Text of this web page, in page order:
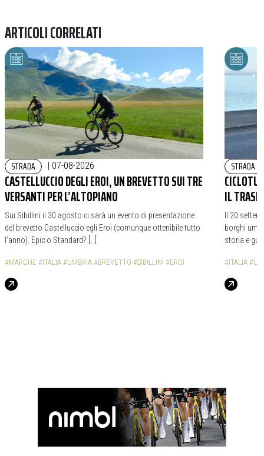
ARTICOLI CORRELATI
STRADA | 07-08-2026
CASTELLUCCIO DEGLI EROI, UN BREVETTO SUI TRE
VERSANTI PER L’ALTOPIANO
Sui Sibillini il 30 agosto ci sarà un evento di presentazione
del brevetto Castelluccio egli Eroi (comunque ottenibile tutto
l’anno). Epic o Standard? […]
#MARCHE #ITALIA #UMBRIA #BREVETTO #SIBILLINI #EROI
STRADA
IL
Il 20
borghi
storia e
#ITALIA